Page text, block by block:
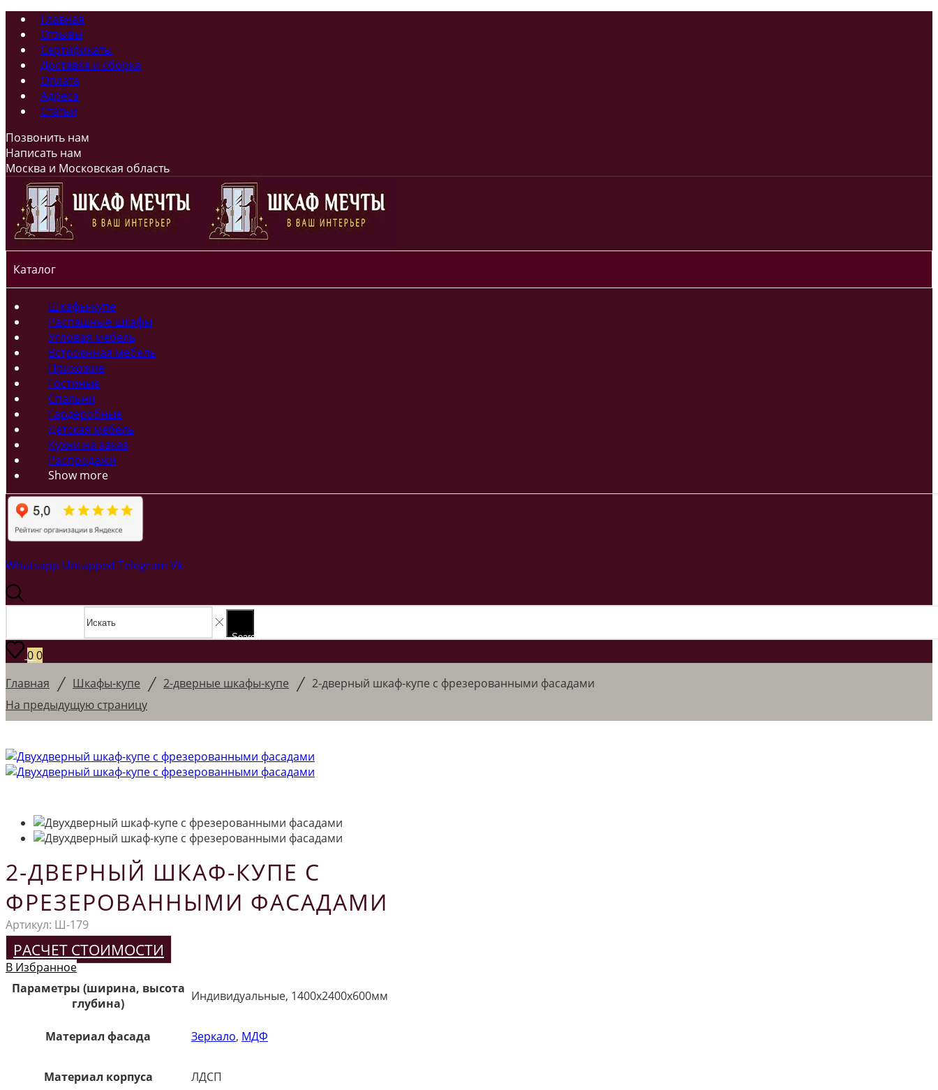
Главная
Отзывы
Сертификаты
Доставка и сборка
Оплата
Адреса
Статьи
Позвонить нам
Написать нам
Москва и Московская область
Каталог
Шкафы-купе
Распашные шкафы
Угловая мебель
Встроенная мебель
Прихожие
Гостиные
Спальни
Гардеробные
Детская мебель
Кухни на заказ
Распродажи
Show more
Whatsapp Untapped Telegram Vk
Search
00
Главная / Шкафы-купе / 2-дверные шкафы-купе / 2-дверный шкаф-купе с фрезерованными фасадами
На предыдущую страницу
2-ДВЕРНЫЙ ШКАФ-КУПЕ С
ФРЕЗЕРОВАННЫМИ ФАСАДАМИ
Артикул: Ш-179
РАСЧЕТ СТОИМОСТИ
В Избранное
Параметры (ширина, высота
глубина)
Индивидуальные, 1400х2400х600мм
Материал фасада Зеркало, МДФ
Материал корпуса ЛДСП